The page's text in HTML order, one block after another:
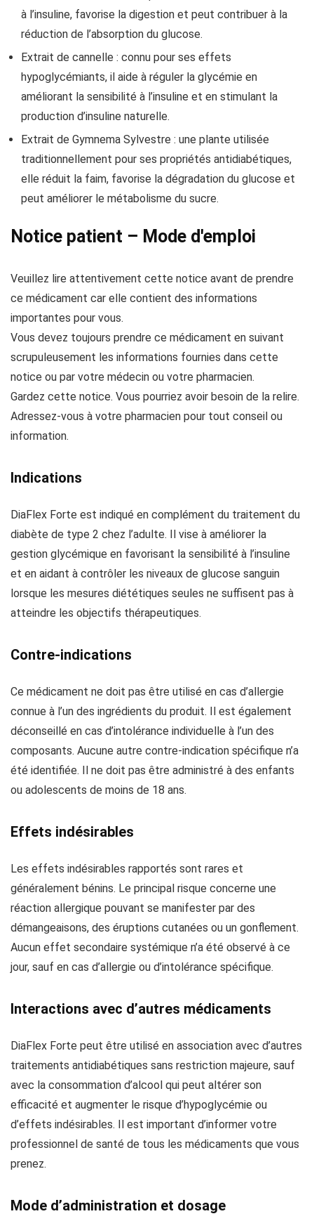
à l’insuline, favorise la digestion et peut contribuer à la
réduction de l’absorption du glucose.
Extrait de cannelle : connu pour ses effets
hypoglycémiants, il aide à réguler la glycémie en
améliorant la sensibilité à l’insuline et en stimulant la
production d’insuline naturelle.
Extrait de Gymnema Sylvestre : une plante utilisée
traditionnellement pour ses propriétés antidiabétiques,
elle réduit la faim, favorise la dégradation du glucose et
peut améliorer le métabolisme du sucre.
Notice patient – Mode d'emploi
Veuillez lire attentivement cette notice avant de prendre
ce médicament car elle contient des informations
importantes pour vous.
Vous devez toujours prendre ce médicament en suivant
scrupuleusement les informations fournies dans cette
notice ou par votre médecin ou votre pharmacien.
Gardez cette notice. Vous pourriez avoir besoin de la relire.
Adressez-vous à votre pharmacien pour tout conseil ou
information.
Indications
DiaFlex Forte est indiqué en complément du traitement du
diabète de type 2 chez l’adulte. Il vise à améliorer la
gestion glycémique en favorisant la sensibilité à l’insuline
et en aidant à contrôler les niveaux de glucose sanguin
lorsque les mesures diététiques seules ne suffisent pas à
atteindre les objectifs thérapeutiques.
Contre-indications
Ce médicament ne doit pas être utilisé en cas d’allergie
connue à l’un des ingrédients du produit. Il est également
déconseillé en cas d’intolérance individuelle à l’un des
composants. Aucune autre contre-indication spécifique n’a
été identifiée. Il ne doit pas être administré à des enfants
ou adolescents de moins de 18 ans.
Effets indésirables
Les effets indésirables rapportés sont rares et
généralement bénins. Le principal risque concerne une
réaction allergique pouvant se manifester par des
démangeaisons, des éruptions cutanées ou un gonflement.
Aucun effet secondaire systémique n’a été observé à ce
jour, sauf en cas d’allergie ou d’intolérance spécifique.
Interactions avec d’autres médicaments
DiaFlex Forte peut être utilisé en association avec d’autres
traitements antidiabétiques sans restriction majeure, sauf
avec la consommation d’alcool qui peut altérer son
efficacité et augmenter le risque d’hypoglycémie ou
d’effets indésirables. Il est important d’informer votre
professionnel de santé de tous les médicaments que vous
prenez.
Mode d’administration et dosage